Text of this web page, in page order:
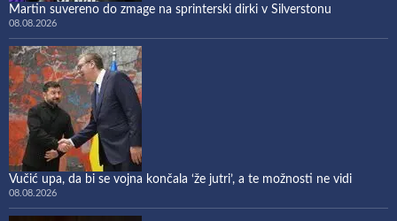
Martin suvereno do zmage na sprinterski dirki v Silverstonu
08.08.2026
Vučić upa, da bi se vojna končala ‘že jutri’, a te možnosti ne vidi
08.08.2026